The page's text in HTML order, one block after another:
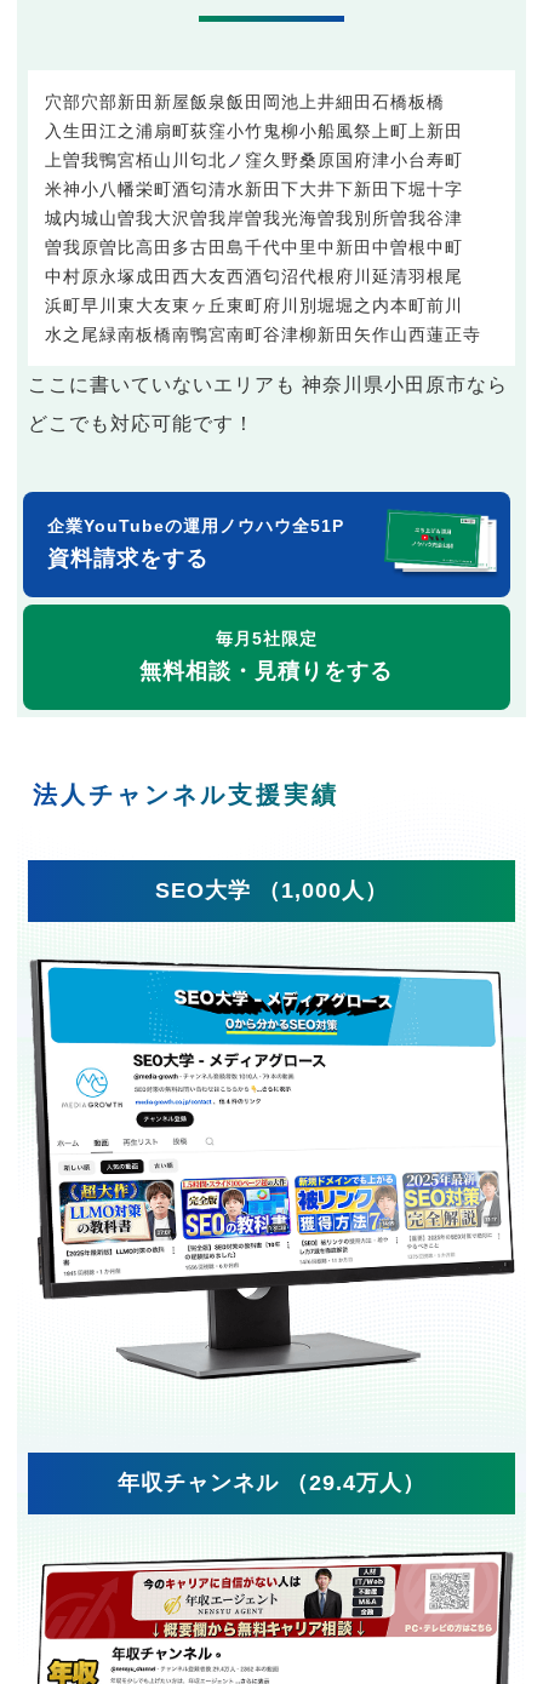
穴部穴部新田 新屋飯泉飯田岡池上井細田石橋板橋
入生田江之浦 扇町荻窪小竹鬼柳小船風祭 上町 上新田
上曽我鴨宮栢山 川匂北ノ窪久野桑原国府津小台寿町
米神小八幡栄町酒匂清水新田下大井下新田下堀十字
城内城山曽我大沢曽我岸曽我光海曽我別所曽我谷津
曽我原曽比高田 多古田島千代中里中新田中曽根中町
中村原永塚成田西大友西酒匂沼代根府川延清羽根尾
浜町早川東大友東ヶ丘東町府川 別堀堀之内本町前川
水之尾緑南板橋南鴨宮南町谷津柳新田 矢作山西蓮正寺
ここに書いていないエリアも 神奈川県小田原市なら
どこでも対応可能です！
企業YouTubeの運用ノウハウ全51P
資料請求をする
毎月5社限定
無料相談・見積りをする
法人チャンネル支援実績
SEO大学 （1,000人）
年収チャンネル （29.4万人）